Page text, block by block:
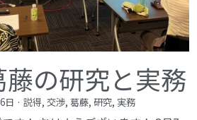
藤の研究と実務
日 · 説得, 交渉, 葛藤, 研究, 実務